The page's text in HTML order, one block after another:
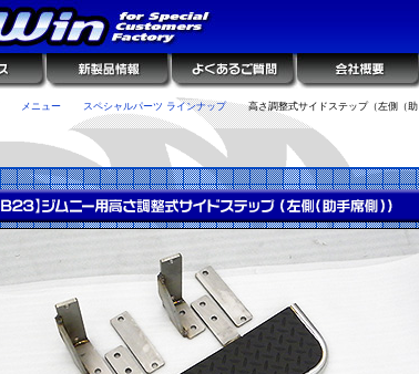
メニュー スペシャルパーツ ラインナップ
高さ調整式サイドステップ（左側（助